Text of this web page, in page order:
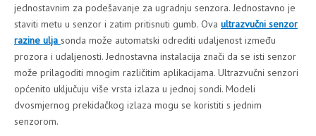
jednostavnim za podešavanje za ugradnju senzora. Jednostavno je
staviti metu u senzor i zatim pritisnuti gumb. Ova ultrazvučni senzor
razine ulja sonda može automatski odrediti udaljenost između
prozora i udaljenosti. Jednostavna instalacija znači da se isti senzor
može prilagoditi mnogim različitim aplikacijama. Ultrazvučni senzori
općenito uključuju više vrsta izlaza u jednoj sondi. Modeli
dvosmjernog prekidačkog izlaza mogu se koristiti s jednim
senzorom.